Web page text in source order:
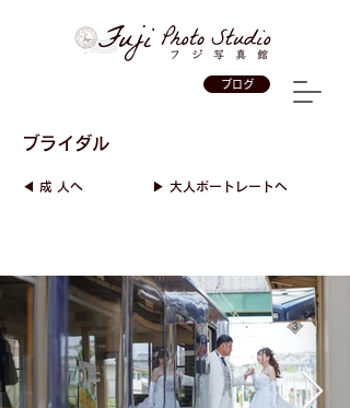
ブログ
ブライダル
◀︎ 成 人へ ▶︎ 大人ポートレートへ